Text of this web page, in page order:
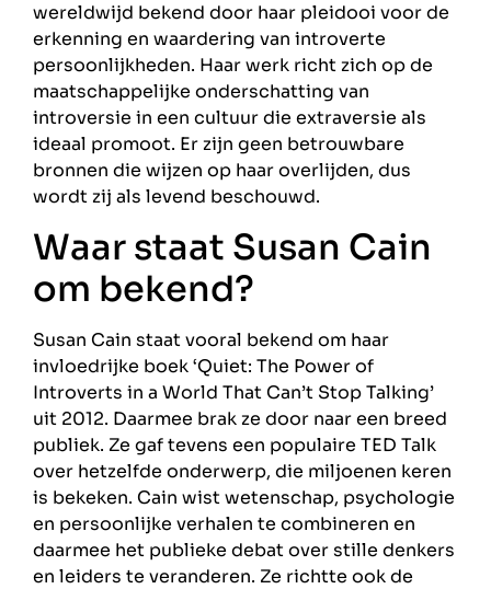
wereldwijd bekend door haar pleidooi voor de
erkenning en waardering van introverte
persoonlijkheden. Haar werk richt zich op de
maatschappelijke onderschatting van
introversie in een cultuur die extraversie als
ideaal promoot. Er zijn geen betrouwbare
bronnen die wijzen op haar overlijden, dus
wordt zij als levend beschouwd.
Waar staat Susan Cain
om bekend?
Susan Cain staat vooral bekend om haar
invloedrijke boek ‘Quiet: The Power of
Introverts in a World That Can’t Stop Talking’
uit 2012. Daarmee brak ze door naar een breed
publiek. Ze gaf tevens een populaire TED Talk
over hetzelfde onderwerp, die miljoenen keren
is bekeken. Cain wist wetenschap, psychologie
en persoonlijke verhalen te combineren en
daarmee het publieke debat over stille denkers
en leiders te veranderen. Ze richtte ook de